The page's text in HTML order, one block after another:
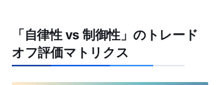
「自律性 vs 制御性」のトレード
オフ評価マトリクス